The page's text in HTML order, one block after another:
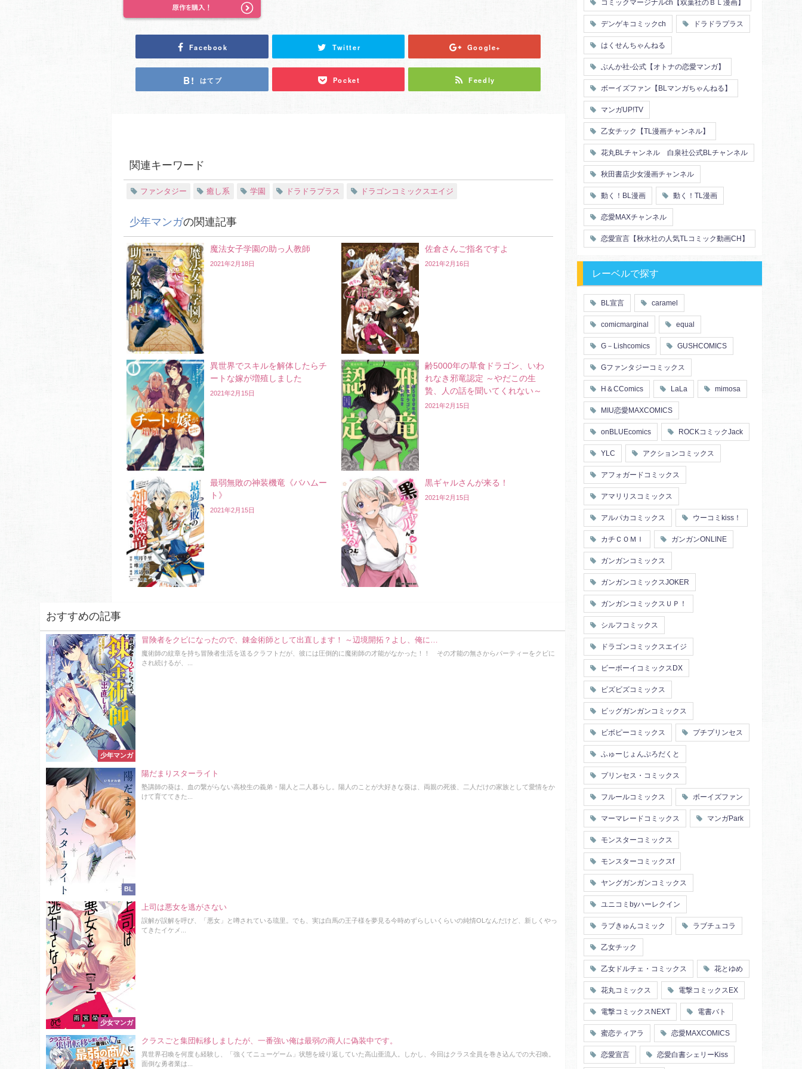
Facebook Twitter Google+
はてブ Pocket Feedly
関連キーワード
ファンタジー 癒し系 学園 ドラドラプラス ドラゴンコミックスエイジ
少年マンガの関連記事
魔法女子学園の助っ人教師
2021年2月18日
佐倉さんご指名ですよ
2021年2月16日
異世界でスキルを解体したらチ
ートな嫁が増殖しました
2021年2月15日
齢5000年の草食ドラゴン、いわ
れなき邪竜認定 ～やだこの生
贄、人の話を聞いてくれない～
2021年2月15日
最弱無敗の神装機竜《バハムー
ト》
2021年2月15日
黒ギャルさんが来る！
2021年2月15日
おすすめの記事
少年マンガ
冒険者をクビになったので、錬金術師として出直します！ ～辺境開拓？よし、俺に…
魔術師の紋章を持ち冒険者生活を送るクラフトだが、彼には圧倒的に魔術師の才能がなかった！！ その才能の無さからパーティーをクビに
され続けるが、...
BL
陽だまりスターライト
塾講師の葵は、血の繋がらない高校生の義弟・陽人と二人暮らし。陽人のことが大好きな葵は、両親の死後、二人だけの家族として愛情をか
けて育ててきた...
少女マンガ
上司は悪女を逃がさない
誤解が誤解を呼び、「悪女」と噂されている琉里。でも、実は白馬の王子様を夢見る今時めずらしいくらいの純情OLなんだけど、新しくやっ
てきたイケメ...
クラスごと集団転移しましたが、一番強い俺は最弱の商人に偽装中です。
異世界召喚を何度も経験し、「強くてニューゲーム」状態を繰り返していた高山亜流人。しかし、今回はクラス全員を巻き込んでの大召喚。
面倒な勇者業は...
コミックマージナルch【双葉社のＢＬ漫画】
デンゲキコミックch ドラドラプラス
はくせんちゃんねる
ぶんか社-公式【オトナの恋愛マンガ】
ボーイズファン【BLマンガちゃんねる】
マンガUP!TV
乙女チック【TL漫画チャンネル】
花丸BLチャンネル 白泉社公式BLチャンネル
秋田書店少女漫画チャンネル
動く！BL漫画 動く！TL漫画
恋愛MAXチャンネル
恋愛宣言【秋水社の人気TLコミック動画CH】
レーベルで探す
BL宣言 caramel
comicmarginal equal
G－Lishcomics GUSHCOMICS
Gファンタジーコミックス
H＆CComics LaLa mimosa
MIU恋愛MAXCOMICS
onBLUEcomics ROCKコミックJack
YLC アクションコミックス
アフォガードコミックス
アマリリスコミックス
アルパカコミックス ウーコミkiss！
カチＣＯＭＩ ガンガンONLINE
ガンガンコミックス
ガンガンコミックスJOKER
ガンガンコミックスＵＰ！
シルフコミックス
ドラゴンコミックスエイジ
ビーボーイコミックスDX
ビズビズコミックス
ビッグガンガンコミックス
ビボピーコミックス プチプリンセス
ふゅーじょんぷろだくと
プリンセス・コミックス
フルールコミックス ボーイズファン
マーマレードコミックス マンガPark
モンスターコミックス
モンスターコミックスf
ヤングガンガンコミックス
ユニコミbyハーレクイン
ラブきゅんコミック ラブチュコラ
乙女チック
乙女ドルチェ・コミックス 花とゆめ
花丸コミックス 電撃コミックスEX
電撃コミックスNEXT 電書バト
蜜恋ティアラ 恋愛MAXCOMICS
恋愛宣言 恋愛白書シェリーKiss